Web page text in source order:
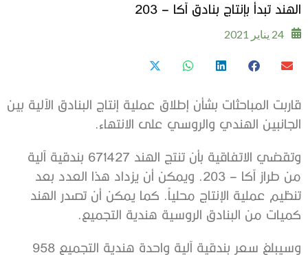
الهند تبدأ بإنتاج بنادق آكا – 203
24 يناير 2021
قاربت المباحثات بشأن إطلاق عملية إنتاج البنادق الآلية بين
الجانبين الهندي والروسي على الانتهاء.
وتقضي الاتفاقية بأن تنتج الهند 671427 بندقية آلية
من طراز آكا – 203. ويمكن أن يزداد هذا العدد بعد
تنظيم عملية الإنتاج محلياً. كما يمكن أن تصدر الهند
كميات من البنادق الروسية هندية التجميع.
وسيبلغ سعر بندقية آلية واحدة هندية التجميع 958